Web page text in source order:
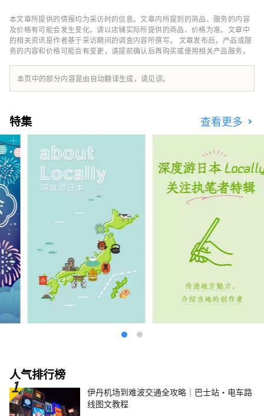
的医疗机构合作，安排企业视察、体检、学校参
观等国际交流。我们专注于为来日本的外国游客
提供兴奋和欢乐。 利优比旅游株式会社 综合网
站 https://www.ryobi-tours.jp/ 招募型计划旅
行好友包 https://friendspack.jp/ 濑户内国际
艺术节官方巡演 https://ryobi.gr.jp/setouchi-
本文章所提供的情报均为采访时的信息。文章内所提到的商品、服务的内容
及价格有可能会发生变化。请以店铺实际所提供的商品、价格为准。文章中
的相关资讯是作者基于采访期间的调查内容所撰写。 文章发布后，产品或服
务的内容和价格可能会有变更，请提前确认后再购买或使用相关产品服务。
本页中的部分内容是由自动翻译生成，请见谅。
特集 查看更多
人气排行榜
伊丹机场到难波交通全攻略｜巴士站・电车路
线图文教程